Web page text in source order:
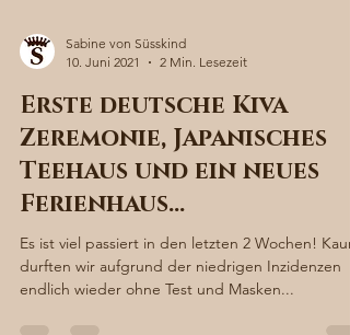
Sabine von Süsskind
2 Min. Lesezeit
Erste deutsche Kiva
Zeremonie, Japanisches
Teehaus und ein neues
Ferienhaus…